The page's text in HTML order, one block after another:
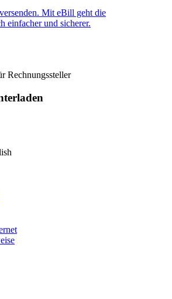
Mit eBill geht die
einfacher und sicherer.
Rechnungssteller